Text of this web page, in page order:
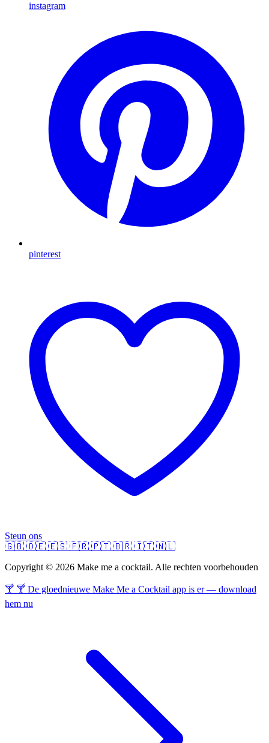
instagram
pinterest
Steun ons
🇬🇧 🇩🇪 🇪🇸 🇫🇷 🇵🇹 🇧🇷 🇮🇹 🇳🇱
Copyright © 2026 Make me a cocktail. Alle rechten voorbehouden
🍸 🍸 De gloednieuwe Make Me a Cocktail app is er — download
hem nu